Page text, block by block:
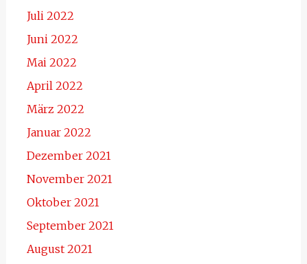
Juli 2022
Juni 2022
Mai 2022
April 2022
März 2022
Januar 2022
Dezember 2021
November 2021
Oktober 2021
September 2021
August 2021